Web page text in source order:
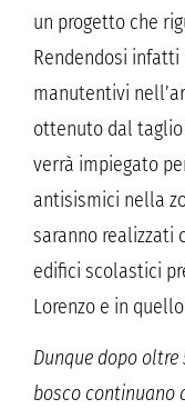
un progetto che
Rendendosi
manutentivi
ottenuto dal
verrà impiegato
antisismici nella
saranno realizzati
edifici scolastici
Lorenzo e in
Dunque dopo
bosco continuano